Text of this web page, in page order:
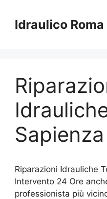
contenuto
Idraulico Roma
Sapienza
Riparazioni Idrauliche
Intervento 24 Ore
professionista più